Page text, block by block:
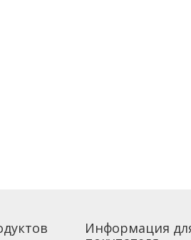
Информация